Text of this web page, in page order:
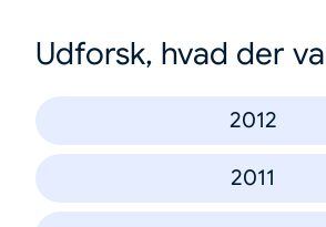
Udforsk, hvad der
2012
2011